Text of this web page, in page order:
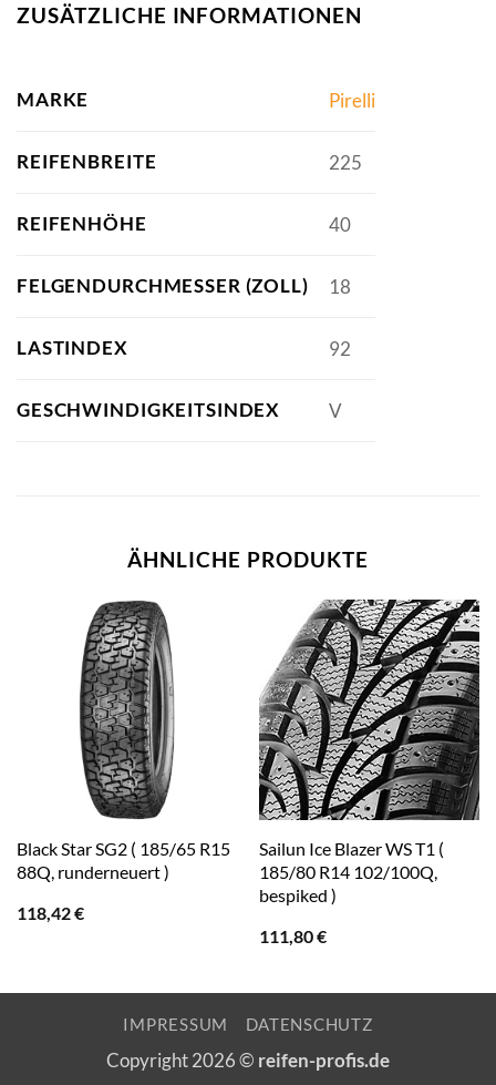
ZUSÄTZLICHE INFORMATIONEN
MARKE Pirelli
REIFENBREITE 225
REIFENHÖHE 40
FELGENDURCHMESSER (ZOLL) 18
LASTINDEX 92
GESCHWINDIGKEITSINDEX V
ÄHNLICHE PRODUKTE
Black Star SG2 ( 185/65 R15
88Q, runderneuert )
118,42€
Sailun Ice Blazer WS T1 (
185/80 R14 102/100Q,
bespiked )
111,80€
IMPRESSUM DATENSCHUTZ
Copyright 2026 © reifen-profis.de